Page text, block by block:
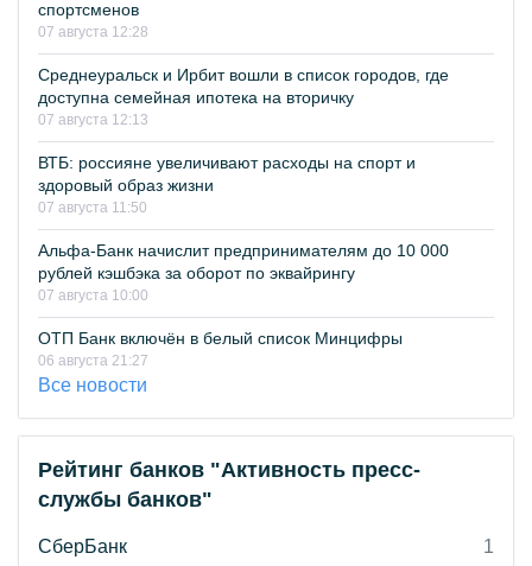
спортсменов
07 августа 12:28
Среднеуральск и Ирбит вошли в список городов, где
доступна семейная ипотека на вторичку
07 августа 12:13
ВТБ: россияне увеличивают расходы на спорт и
здоровый образ жизни
07 августа 11:50
Альфа-Банк начислит предпринимателям до 10 000
рублей кэшбэка за оборот по эквайрингу
07 августа 10:00
ОТП Банк включён в белый список Минцифры
06 августа 21:27
Все новости
Рейтинг банков "Активность пресс-
службы банков"
СберБанк
1